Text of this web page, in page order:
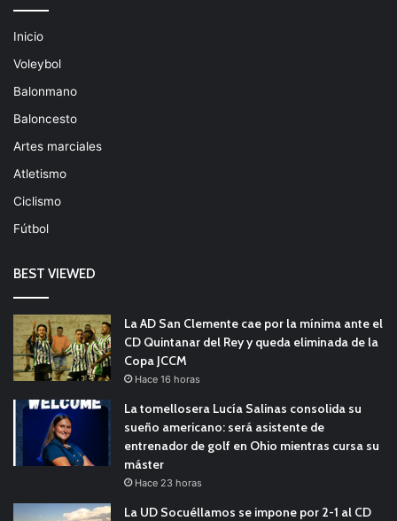
Inicio
Voleybol
Balonmano
Baloncesto
Artes marciales
Atletismo
Ciclismo
Fútbol
BEST VIEWED
La AD San Clemente cae por la mínima ante el
CD Quintanar del Rey y queda eliminada de la
Copa JCCM
Hace 16 horas
La tomellosera Lucía Salinas consolida su
sueño americano: será asistente de
entrenador de golf en Ohio mientras cursa su
máster
Hace 23 horas
La UD Socuéllamos se impone por 2-1 al CD